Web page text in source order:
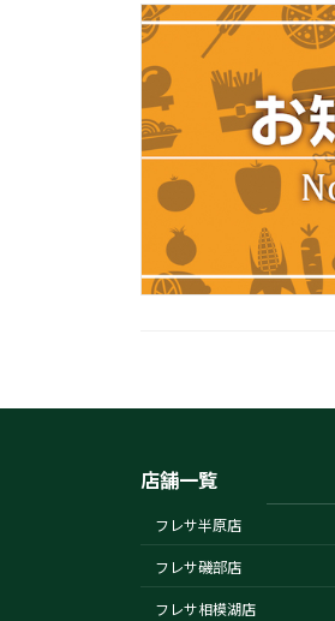
店舗一覧
フレサ半原店
フレサ磯部店
フレサ相模湖店